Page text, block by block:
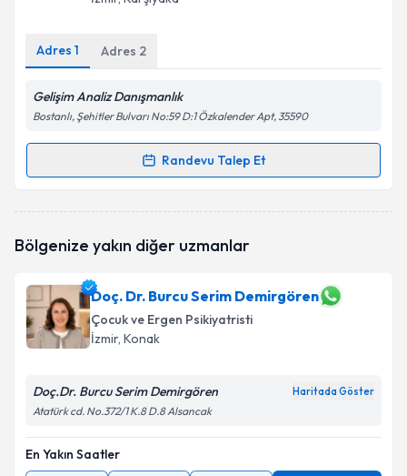
Adres 1 Adres 2
Gelişim Analiz Danışmanlık
Bostanlı, Şehitler Bulvarı No:59 D:1 Özkalender Apt, 35590
Randevu Talep Et
Randevu Takvimi Talebi
randevu takvimi talebi oluşturun. Size bu uzmandan
posta ile bilgilendireceğiz.
E-posta Adresiniz
Kişisel verilerimin işlenmesine ilişkin
kapsamda işlenmesini kabul ediyorum.
Bölgenize yakın diğer uzmanlar
Doç. Dr. Burcu Serim Demirgören
Çocuk ve Ergen Psikiyatristi
İzmir, Konak
Doç.Dr. Burcu Serim Demirgören Haritada Göster
Atatürk cd. No.372/1 K.8 D.8 Alsancak
En Yakın Saatler